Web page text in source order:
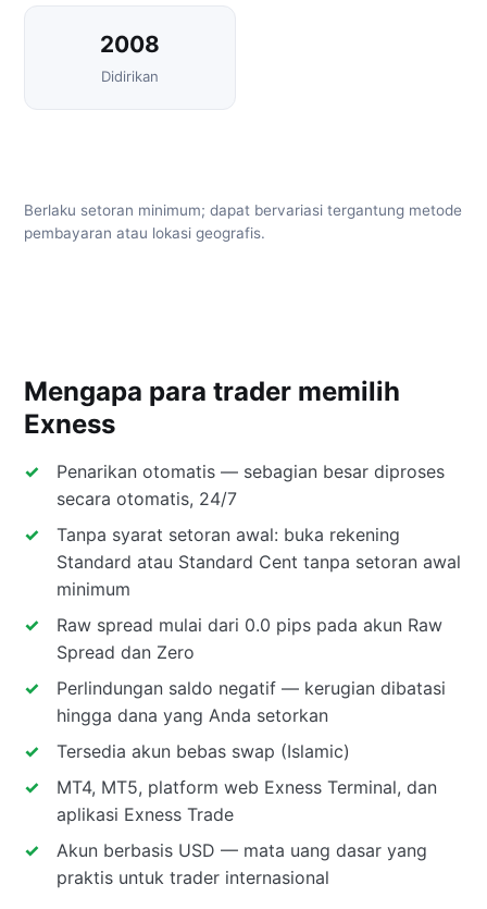
2008
Didirikan
Berlaku setoran minimum; dapat bervariasi tergantung metode
pembayaran atau lokasi geografis.
Mengapa para trader memilih
Exness
Penarikan otomatis — sebagian besar diproses
secara otomatis, 24/7
Tanpa syarat setoran awal: buka rekening
Standard atau Standard Cent tanpa setoran awal
minimum
Raw spread mulai dari 0.0 pips pada akun Raw
Spread dan Zero
Perlindungan saldo negatif — kerugian dibatasi
hingga dana yang Anda setorkan
Tersedia akun bebas swap (Islamic)
MT4, MT5, platform web Exness Terminal, dan
aplikasi Exness Trade
Akun berbasis USD — mata uang dasar yang
praktis untuk trader internasional